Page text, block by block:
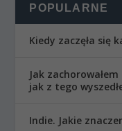
POPULARNE
Kiedy zaczęła się
Jak
jak z tego
Indie. Jakie